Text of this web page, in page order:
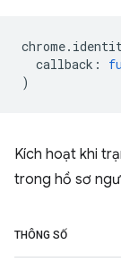
chrome.
callback :
)
Kích hoạt khi
trong hồ sơ
THÔNG SỐ